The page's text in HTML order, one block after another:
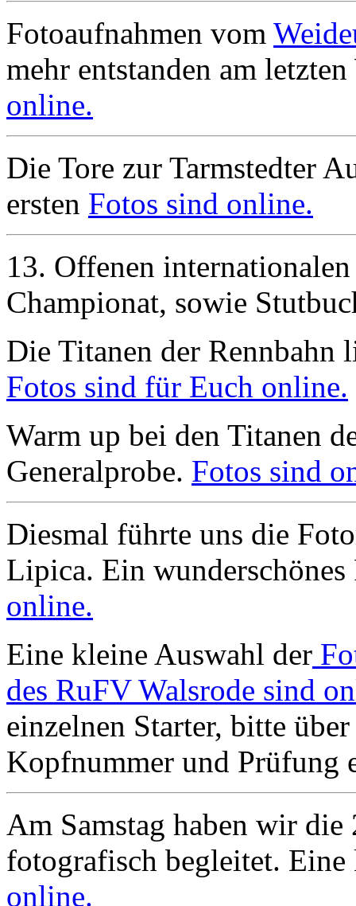
Fotoaufnahmen vom
mehr entstanden am
online.
Die Tore zur Tarmstedter
ersten Fotos sind online.
13. Offenen
Championat, sowie
Die Titanen der Rennbahn
Fotos sind für Euch online.
Warm up bei den Titanen
Generalprobe. Fotos sind
Diesmal führte uns die
Lipica. Ein
online.
Eine kleine Auswahl der
des RuFV Walsrode sind
einzelnen Starter, bitte
Kopfnummer und Prüfung
Am Samstag haben wir die
fotografisch begleitet.
online.